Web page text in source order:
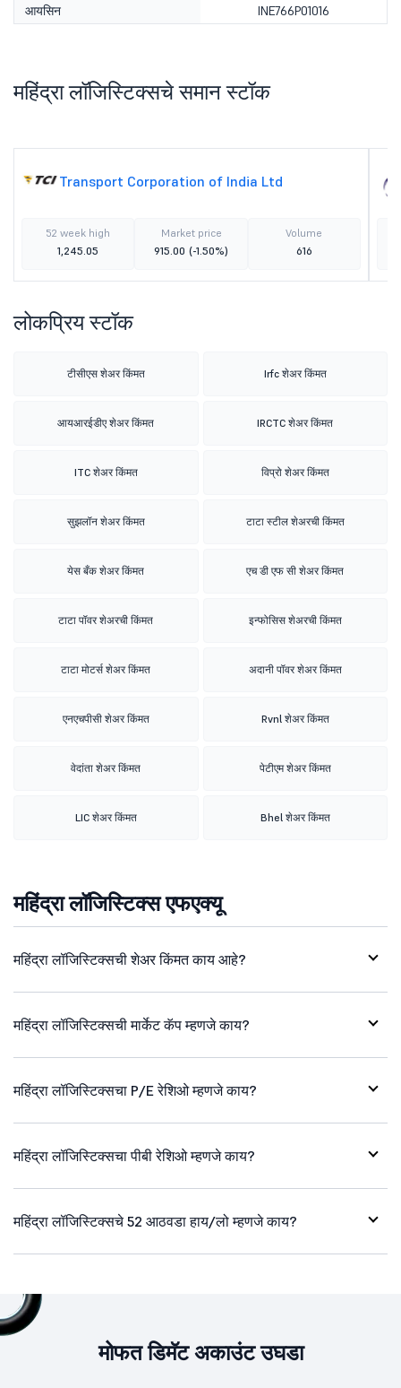
आयसिन INE766P01016
महिंद्रा लॉजिस्टिक्सचे समान स्टॉक
Transport Corporation of India Ltd
52 week high
1,245.05
Market price
915.00 (-1.50%)
Volume
616
लोकप्रिय स्टॉक
टीसीएस शेअर किंमत Irfc शेअर किंमत
आयआरईडीए शेअर किंमत IRCTC शेअर किंमत
ITC शेअर किंमत विप्रो शेअर किंमत
सुझलॉन शेअर किंमत टाटा स्टील शेअरची किंमत
येस बँक शेअर किंमत एच डी एफ सी शेअर किंमत
टाटा पॉवर शेअरची किंमत इन्फोसिस शेअरची किंमत
टाटा मोटर्स शेअर किंमत अदानी पॉवर शेअर किंमत
एनएचपीसी शेअर किंमत Rvnl शेअर किंमत
वेदांता शेअर किंमत पेटीएम शेअर किंमत
LIC शेअर किंमत Bhel शेअर किंमत
महिंद्रा लॉजिस्टिक्स एफएक्यू
महिंद्रा लॉजिस्टिक्सची शेअर किंमत काय आहे?
महिंद्रा लॉजिस्टिक्सची मार्केट कॅप म्हणजे काय?
महिंद्रा लॉजिस्टिक्सचा P/E रेशिओ म्हणजे काय?
महिंद्रा लॉजिस्टिक्सचा पीबी रेशिओ म्हणजे काय?
महिंद्रा लॉजिस्टिक्सचे 52 आठवडा हाय/लो म्हणजे काय?
मोफत डिमॅट अकाउंट उघडा